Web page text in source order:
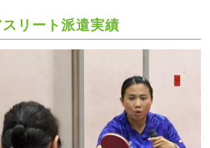
スリート派遣実績